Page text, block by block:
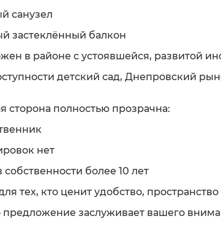
санузел
застеклённый балкон
в районе с устоявшейся, развитой
детский сад, Днепровский
сторона полностью прозрачна:
нет
более 10 лет
тех, кто ценит удобство,
предложение заслуживает вашего